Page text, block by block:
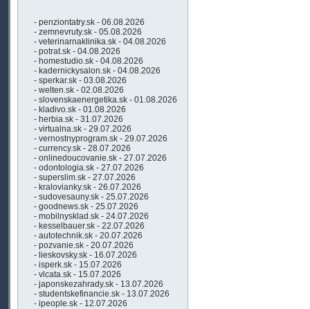
- penziontatry.sk - 06.08.2026
- zemnevruty.sk - 05.08.2026
- veterinarnaklinika.sk - 04.08.2026
- potrat.sk - 04.08.2026
- homestudio.sk - 04.08.2026
- kadernickysalon.sk - 04.08.2026
- sperkar.sk - 03.08.2026
- welten.sk - 02.08.2026
- slovenskaenergetika.sk - 01.08.2026
- kladivo.sk - 01.08.2026
- herbia.sk - 31.07.2026
- virtualna.sk - 29.07.2026
- vernostnyprogram.sk - 29.07.2026
- currency.sk - 28.07.2026
- onlinedoucovanie.sk - 27.07.2026
- odontologia.sk - 27.07.2026
- superslim.sk - 27.07.2026
- kralovianky.sk - 26.07.2026
- sudovesauny.sk - 25.07.2026
- goodnews.sk - 25.07.2026
- mobilnysklad.sk - 24.07.2026
- kesselbauer.sk - 22.07.2026
- autotechnik.sk - 20.07.2026
- pozvanie.sk - 20.07.2026
- lieskovsky.sk - 16.07.2026
- isperk.sk - 15.07.2026
- vlcata.sk - 15.07.2026
- japonskezahrady.sk - 13.07.2026
- studentskefinancie.sk - 13.07.2026
- ipeople.sk - 12.07.2026